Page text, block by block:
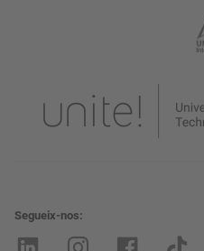
Segueix-nos